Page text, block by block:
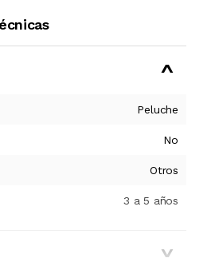
Peluche
No
Otros
3 a 5 años